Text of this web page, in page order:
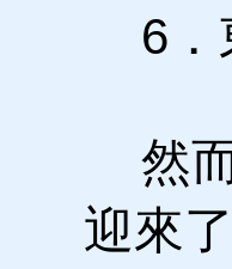
6．
然而
迎來